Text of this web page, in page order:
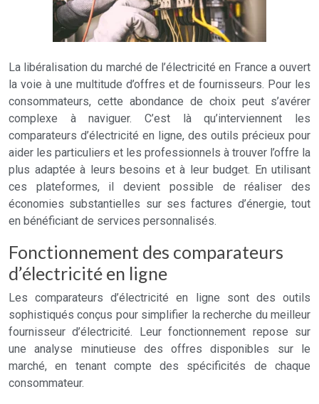
La libéralisation du marché de l’électricité en France a ouvert
la voie à une multitude d’offres et de fournisseurs. Pour les
consommateurs, cette abondance de choix peut s’avérer
complexe à naviguer. C’est là qu’interviennent les
comparateurs d’électricité en ligne, des outils précieux pour
aider les particuliers et les professionnels à trouver l’offre la
plus adaptée à leurs besoins et à leur budget. En utilisant
ces plateformes, il devient possible de réaliser des
économies substantielles sur ses factures d’énergie, tout
en bénéficiant de services personnalisés.
Fonctionnement des comparateurs
d’électricité en ligne
Les comparateurs d’électricité en ligne sont des outils
sophistiqués conçus pour simplifier la recherche du meilleur
fournisseur d’électricité. Leur fonctionnement repose sur
une analyse minutieuse des offres disponibles sur le
marché, en tenant compte des spécificités de chaque
consommateur.